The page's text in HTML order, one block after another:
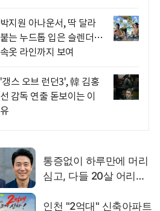
박지원 아나운서, 딱 달라
붙는 누드톱 입은 슬렌더…
속옷 라인까지 보여
'갱스 오브 런던3', 韓 김홍
선 감독 연출 돋보이는 이
유